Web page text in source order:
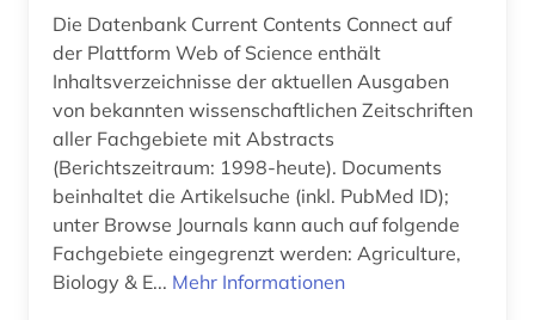
datensammlung (2)
datenvisualisierung (1)
dekorative kunst (1)
dendi (1)
design (6)
Die Datenbank Current Contents Connect auf
der Plattform Web of Science enthält
Inhaltsverzeichnisse der aktuellen Ausgaben
von bekannten wissenschaftlichen Zeitschriften
aller Fachgebiete mit Abstracts
(Berichtszeitraum: 1998-heute). Documents
beinhaltet die Artikelsuche (inkl. PubMed ID);
unter Browse Journals kann auch auf folgende
Fachgebiete eingegrenzt werden: Agriculture,
Biology & E... Mehr Informationen